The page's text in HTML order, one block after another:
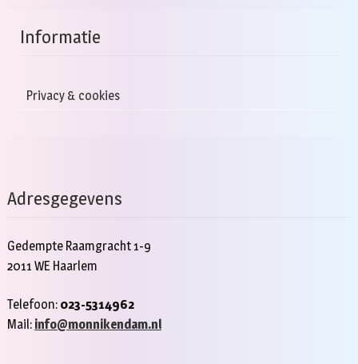
Informatie
Privacy & cookies
Adresgegevens
Gedempte Raamgracht 1-9
2011 WE Haarlem
Telefoon: 023-5314962
Mail: info@monnikendam.nl